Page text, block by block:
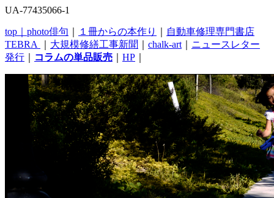
UA-77435066-1
top｜ photo俳句 １冊からの本作り
自動車修理専門書店
TEBRA
大規模修繕工事新聞 chalk-art
ニュースレター
発行
コラムの単品販売 HP